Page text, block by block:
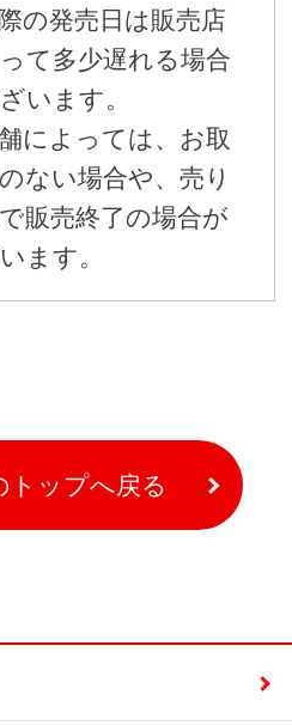
の発売日は販売店
て多少遅れる場合
います。
によっては、お取
ない場合や、売り
販売終了の場合が
ます。
トップへ戻る